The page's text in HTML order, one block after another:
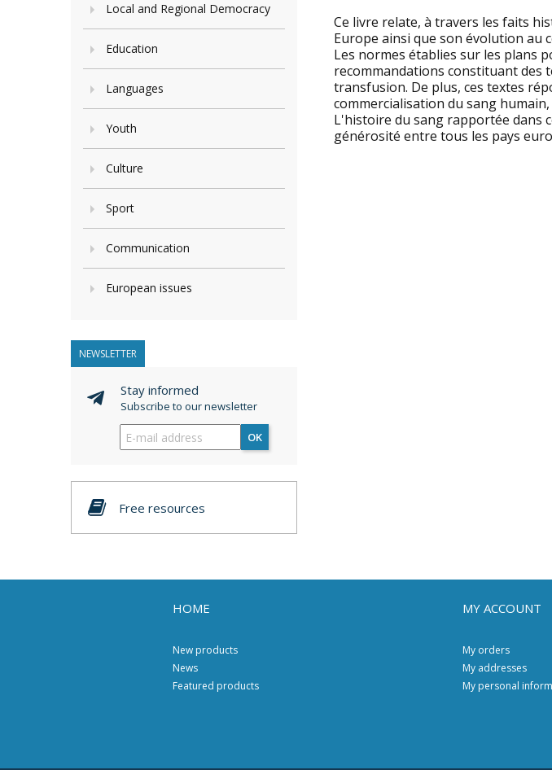
Local and Regional Democracy
Education
Languages
Youth
Culture
Sport
Communication
European issues
NEWSLETTER
Stay informed
Subscribe to our newsletter
OK
Free resources
Ce livre relate, à travers les faits
Europe ainsi que son évolution au
Les normes établies sur les plans
recommandations constituant des
transfusion. De plus, ces textes
commercialisation du sang
L'histoire du sang rapportée dans
générosité entre tous les pays
HOME
New products
News
Featured products
MY ACCOUNT
My orders
My addresses
My personal